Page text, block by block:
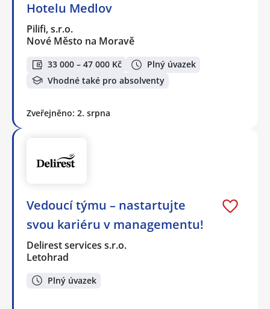
Hotelu Medlov
Pilifi, s.r.o.
Nové Město na Moravě
33 000 – 47 000 Kč
Plný úvazek
Vhodné také pro absolventy
Zveřejněno: 2. srpna
Vedoucí týmu – nastartujte
svou kariéru v managementu!
Delirest services s.r.o.
Letohrad
Plný úvazek